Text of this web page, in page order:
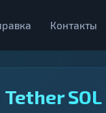
Контакты
SOL